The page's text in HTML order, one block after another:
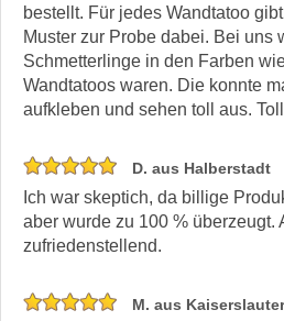
bestellt. Für jedes Wandtatoo
Muster zur Probe dabei. Bei uns
Schmetterlinge in den Farben
Wandtatoos waren. Die konnte
aufkleben und sehen toll aus.
D. aus Halberstadt
Ich war skeptich, da billige
aber wurde zu 100 % überzeugt.
zufriedenstellend.
M. aus